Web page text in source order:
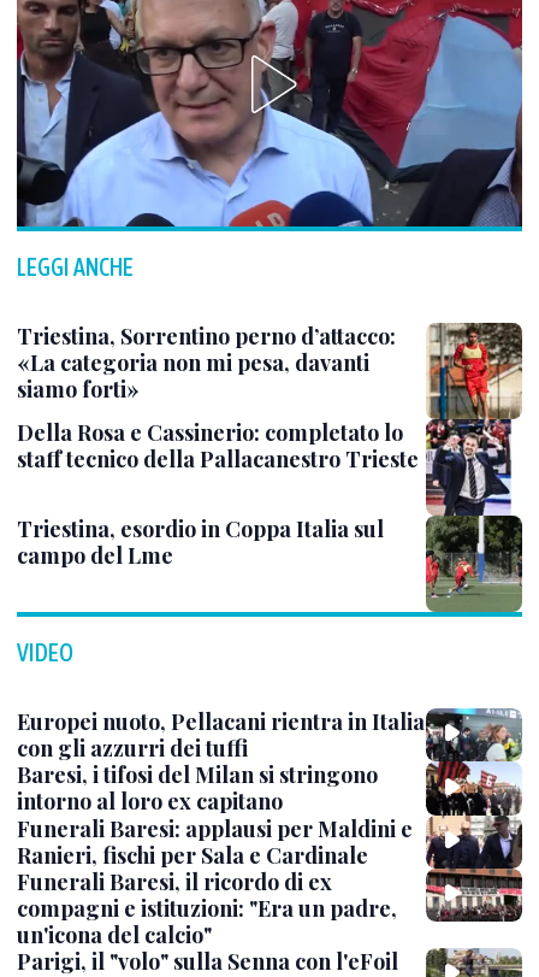
LEGGI ANCHE
Triestina, Sorrentino perno d’attacco:
«La categoria non mi pesa, davanti
siamo forti»
Della Rosa e Cassinerio: completato lo
staff tecnico della Pallacanestro Trieste
Triestina, esordio in Coppa Italia sul
campo del Lme
VIDEO
Europei nuoto, Pellacani rientra in Italia
con gli azzurri dei tuffi
Baresi, i tifosi del Milan si stringono
intorno al loro ex capitano
Funerali Baresi: applausi per Maldini e
Ranieri, fischi per Sala e Cardinale
Funerali Baresi, il ricordo di ex
compagni e istituzioni: "Era un padre,
un'icona del calcio"
Parigi, il "volo" sulla Senna con l'eFoil